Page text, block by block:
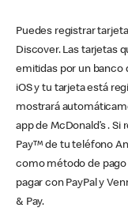
Puedes registrar
Discover. Las tarjetas
emitidas por un banco
iOS y tu tarjeta está
mostrará
app de McDonald’s .
Pay™ de tu teléfono
como método de
pagar con PayPal y
& Pay.